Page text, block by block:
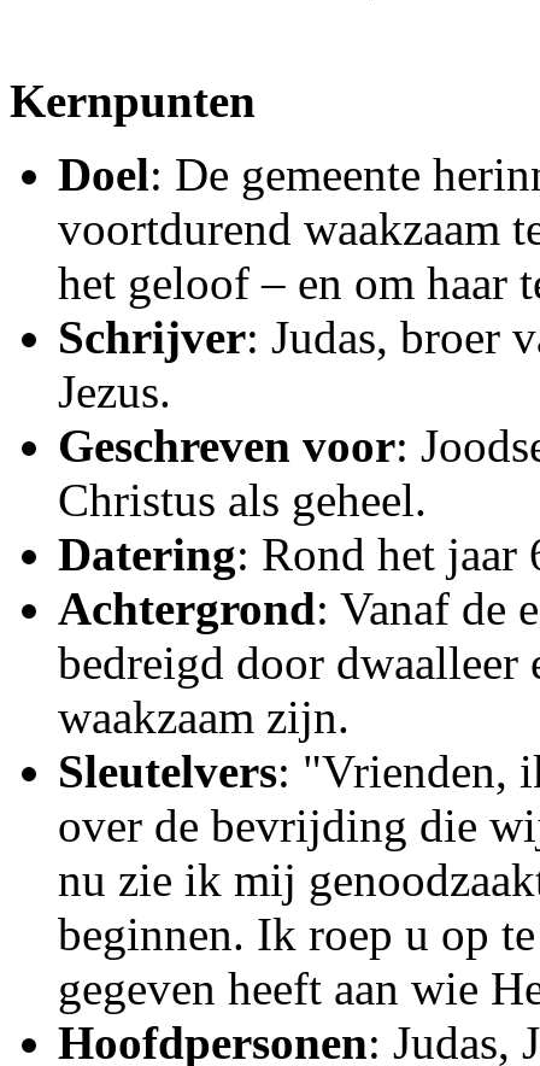
Kernpunten
Doel: De gemeente
voortdurend waakzaam
het geloof – en om haar
Schrijver: Judas, broer
Jezus.
Geschreven voor:
Christus als geheel.
Datering: Rond het jaar
Achtergrond: Vanaf de
bedreigd door dwaalleer
waakzaam zijn.
Sleutelvers: "Vrienden,
over de bevrijding die
nu zie ik mij
beginnen. Ik roep u op
gegeven heeft aan wie
Hoofdpersonen: Judas,